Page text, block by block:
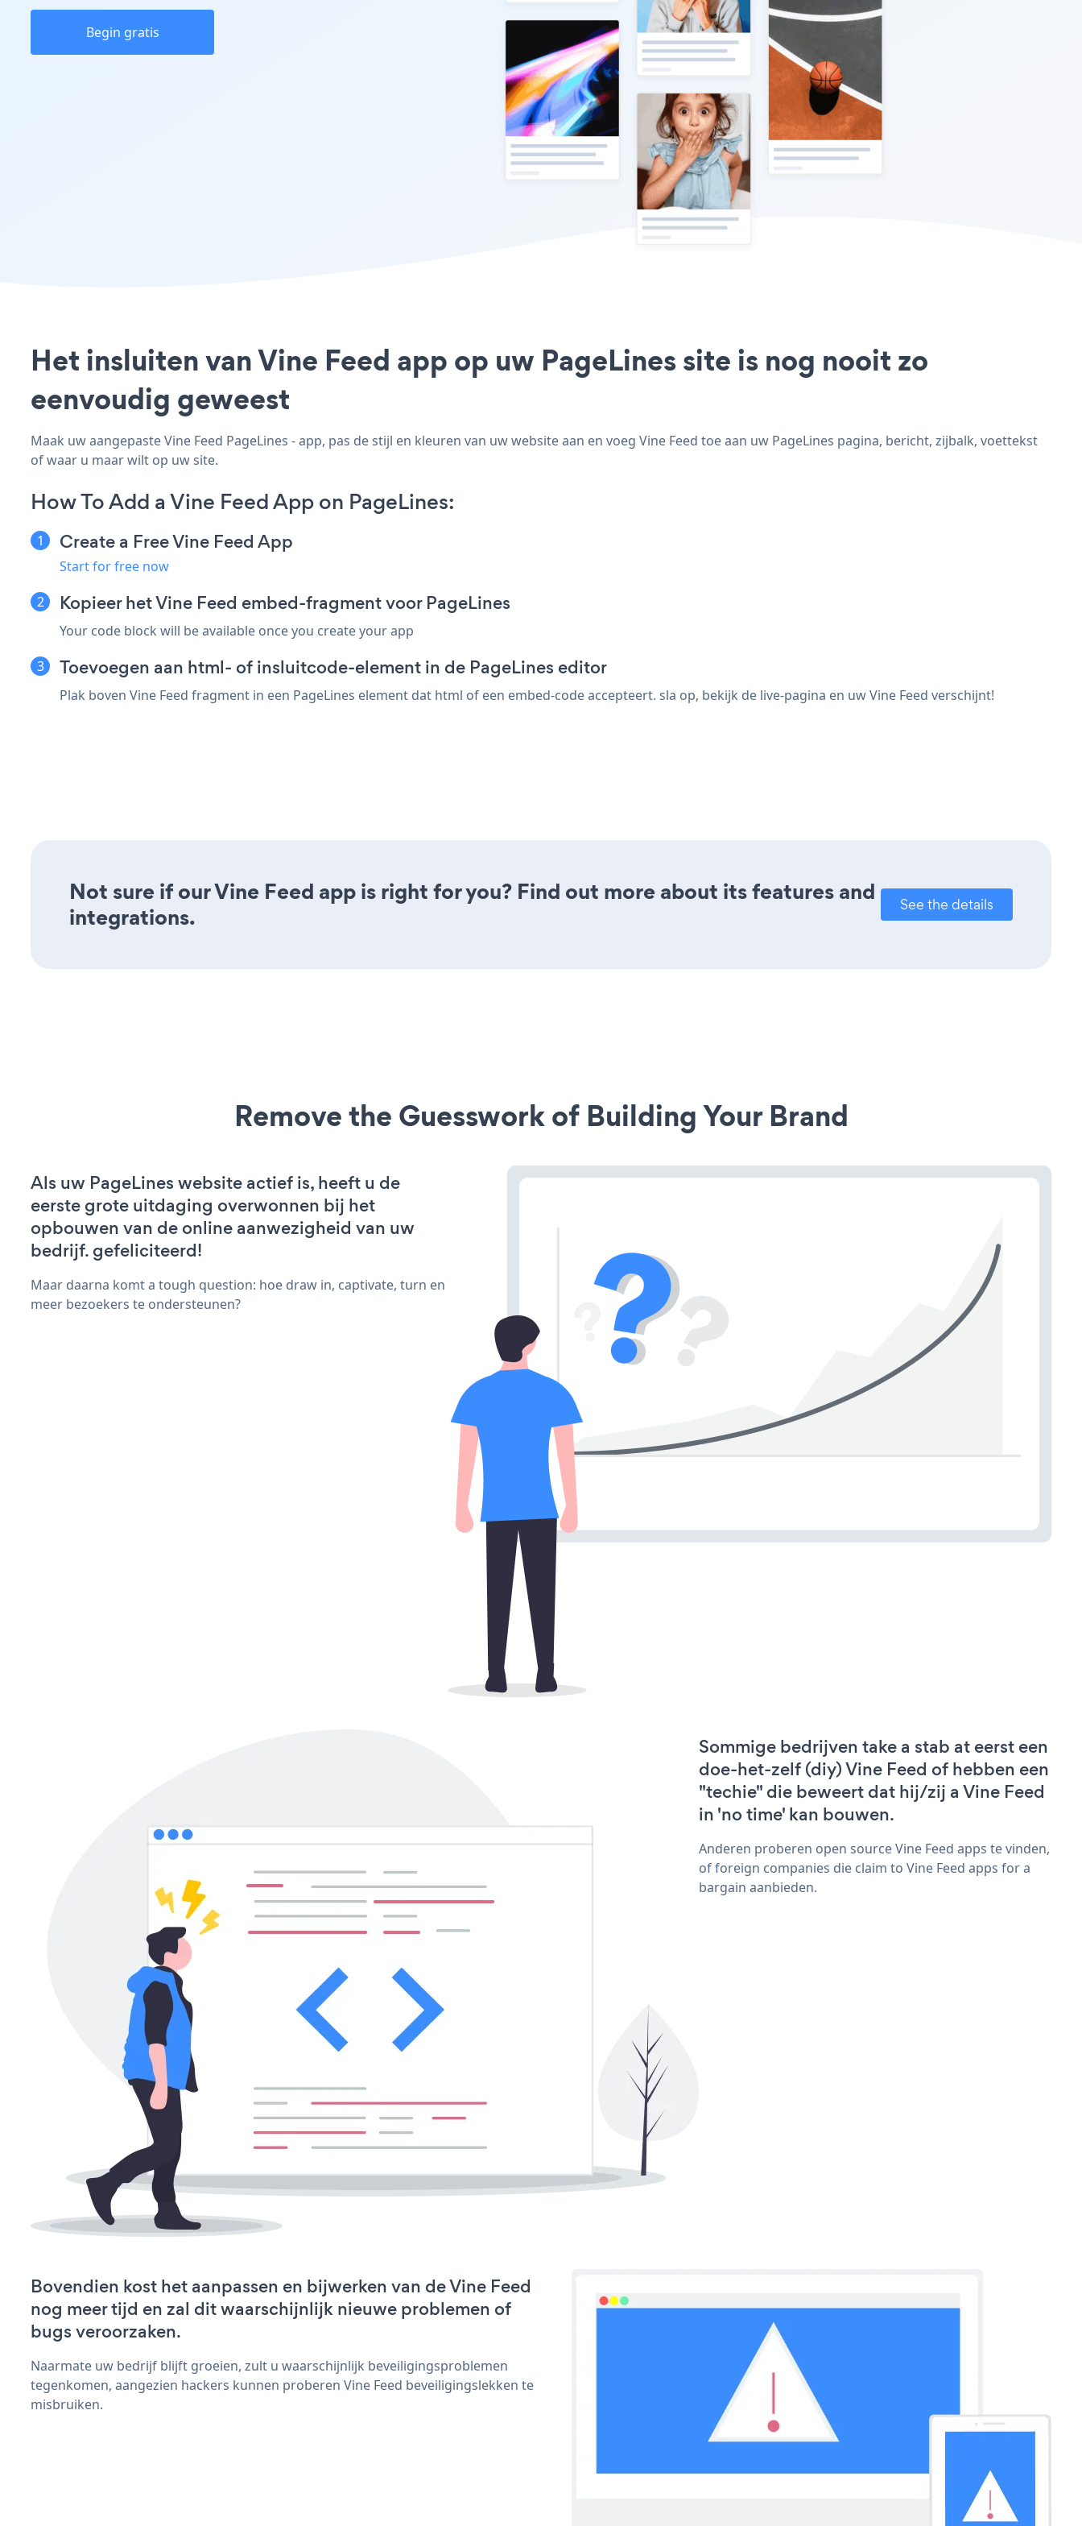
Begin gratis
Het insluiten van Vine Feed app op uw PageLines site is nog nooit zo
eenvoudig geweest
Maak uw aangepaste Vine Feed PageLines - app, pas de stijl en kleuren van uw website aan en voeg Vine Feed toe aan uw PageLines pagina, bericht, zijbalk, voettekst
of waar u maar wilt op uw site.
How To Add a Vine Feed App on PageLines:
Create a Free Vine Feed App
Start for free now
Kopieer het Vine Feed embed-fragment voor PageLines
Your code block will be available once you create your app
Toevoegen aan html- of insluitcode-element in de PageLines editor
Plak boven Vine Feed fragment in een PageLines element dat html of een embed-code accepteert. sla op, bekijk de live-pagina en uw Vine Feed verschijnt!
Not sure if our Vine Feed app is right for you? Find out more about its features and
integrations.
See the details
Remove the Guesswork of Building Your Brand
Als uw PageLines website actief is, heeft u de
eerste grote uitdaging overwonnen bij het
opbouwen van de online aanwezigheid van uw
bedrijf. gefeliciteerd!
Maar daarna komt a tough question: hoe draw in, captivate, turn en
meer bezoekers te ondersteunen?
Sommige bedrijven take a stab at eerst een
doe-het-zelf (diy) Vine Feed of hebben een
"techie" die beweert dat hij/zij a Vine Feed
in 'no time' kan bouwen.
Anderen proberen open source Vine Feed apps te vinden,
of foreign companies die claim to Vine Feed apps for a
bargain aanbieden.
Bovendien kost het aanpassen en bijwerken van de Vine Feed
nog meer tijd en zal dit waarschijnlijk nieuwe problemen of
bugs veroorzaken.
Naarmate uw bedrijf blijft groeien, zult u waarschijnlijk beveiligingsproblemen
tegenkomen, aangezien hackers kunnen proberen Vine Feed beveiligingslekken te
misbruiken.